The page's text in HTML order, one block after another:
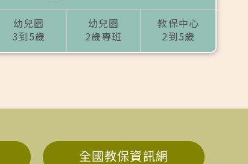
幼兒園
3到5歲
幼兒園
2歲專班
教保中心
2到5歲
全國教保資訊網